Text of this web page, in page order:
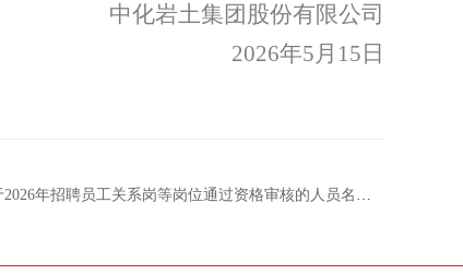
中化岩土集团股份有限公司
2026年5月 15 日
年招聘员工关系岗等岗位通过资格审核的人员名单公告